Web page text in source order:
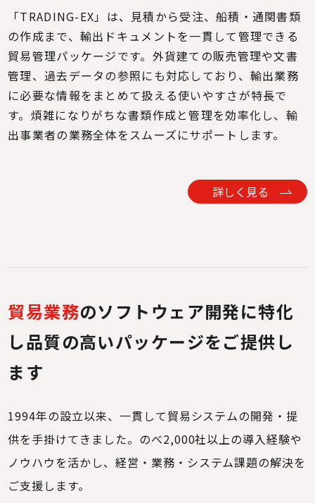
「TRADING-EX」は、見積から受注、船積・通関書類
の作成まで、輸出ドキュメントを一貫して管理できる
貿易管理パッケージです。外貨建ての販売管理や文書
管理、過去データの参照にも対応しており、輸出業務
に必要な情報をまとめて扱える使いやすさが特長で
す。煩雑になりがちな書類作成と管理を効率化し、輸
出事業者の業務全体をスムーズにサポートします。
詳しく見る
貿易業務のソフトウェア開発に特化
し品質の高いパッケージをご提供し
ます
1994年の設立以来、一貫して貿易システムの開発・提
供を手掛けてきました。のべ2,000社以上の導入経験や
ノウハウを活かし、経営・業務・システム課題の解決を
ご支援します。